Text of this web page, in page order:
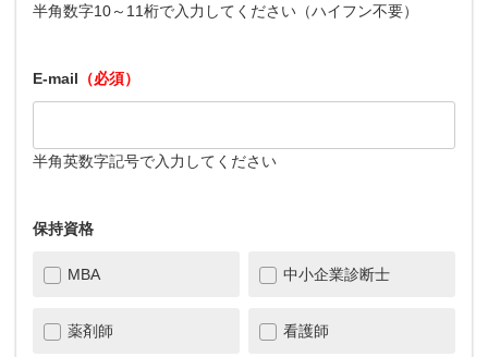
半角数字10～11桁で入力してください（ハイフン不要）
E-mail （必須）
半角英数字記号で入力してください
保持資格
MBA 中小企業診断士
薬剤師 看護師